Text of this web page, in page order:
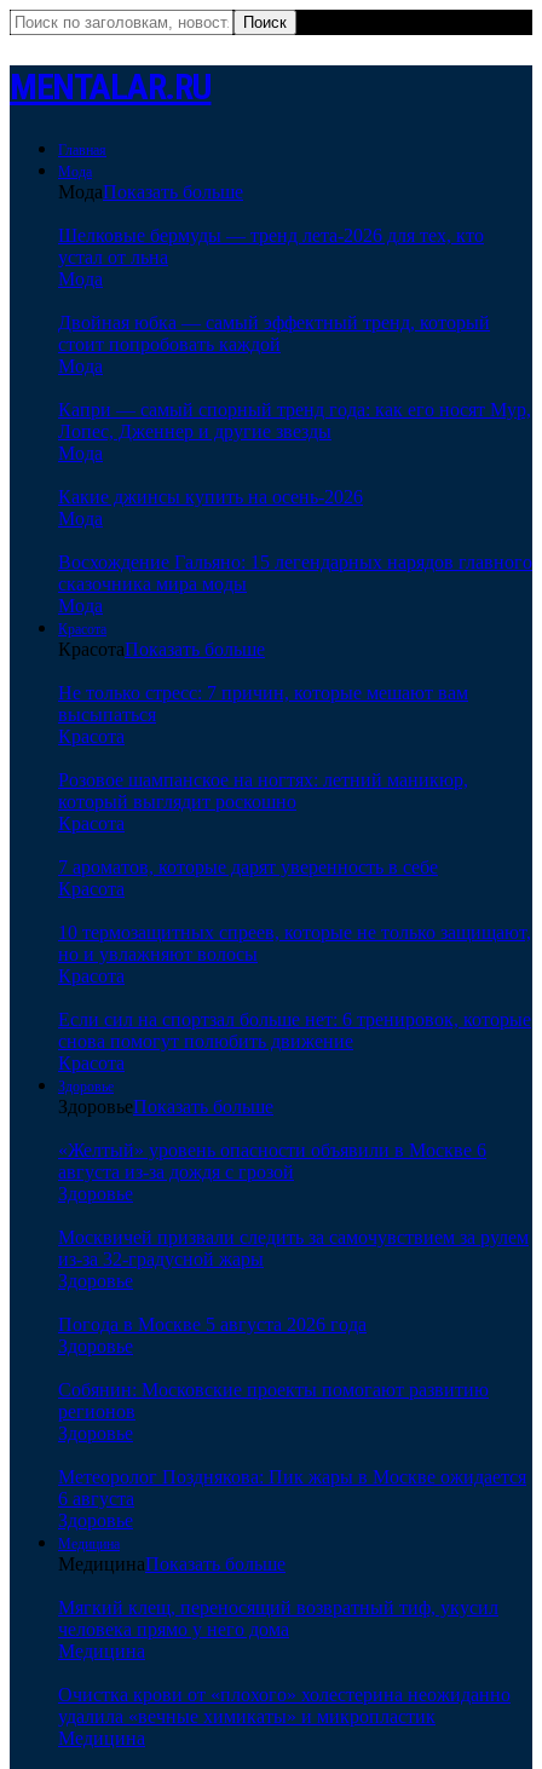
MENTALAR.RU
Главная
Мода
МодаПоказать больше
Шелковые бермуды — тренд лета-2026 для тех, кто
устал от льна
Мода
Двойная юбка — самый эффектный тренд, который
стоит попробовать каждой
Мода
Капри — самый спорный тренд года: как его носят Мур,
Лопес, Дженнер и другие звезды
Мода
Какие джинсы купить на осень-2026
Мода
Восхождение Гальяно: 15 легендарных нарядов главного
сказочника мира моды
Мода
Красота
КрасотаПоказать больше
Не только стресс: 7 причин, которые мешают вам
высыпаться
Красота
Розовое шампанское на ногтях: летний маникюр,
который выглядит роскошно
Красота
7 ароматов, которые дарят уверенность в себе
Красота
10 термозащитных спреев, которые не только защищают,
но и увлажняют волосы
Красота
Если сил на спортзал больше нет: 6 тренировок, которые
снова помогут полюбить движение
Красота
Здоровье
ЗдоровьеПоказать больше
«Желтый» уровень опасности объявили в Москве 6
августа из-за дождя с грозой
Здоровье
Москвичей призвали следить за самочувствием за рулем
из-за 32-градусной жары
Здоровье
Погода в Москве 5 августа 2026 года
Здоровье
Собянин: Московские проекты помогают развитию
регионов
Здоровье
Метеоролог Позднякова: Пик жары в Москве ожидается
6 августа
Здоровье
Медицина
МедицинаПоказать больше
Мягкий клещ, переносящий возвратный тиф, укусил
человека прямо у него дома
Медицина
Очистка крови от «плохого» холестерина неожиданно
удалила «вечные химикаты» и микропластик
Медицина